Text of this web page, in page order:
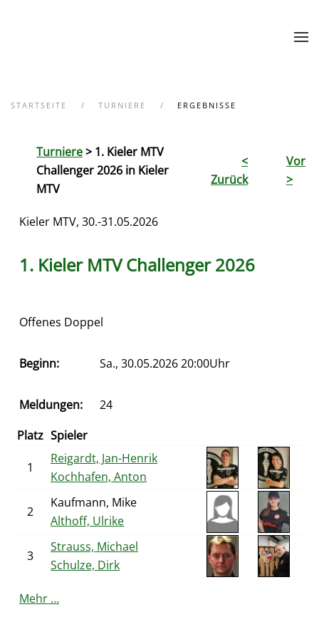
STARTSEITE TURNIERE ERGEBNISSE
Turniere> 1. Kieler MTV
Challenger 2026 in Kieler
MTV
<
Zurück
Vor
>
Kieler MTV, 30.-31.05.2026
1. Kieler MTV Challenger 2026
Offenes Doppel
Beginn: Sa., 30.05.2026 20:00Uhr
Meldungen:
24
Platz Spieler
1
Reigardt, Jan-Henrik
Kochhafen, Anton
2
Kaufmann, Mike
Althoff, Ulrike
3
Strauss, Michael
Schulze, Dirk
Mehr …